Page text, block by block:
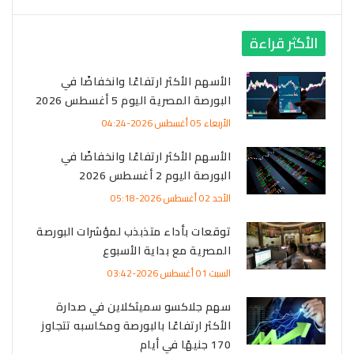
الأكثر قراءة
الأسهم الأكثر ارتفاعًا وانخفاضًا في
البورصة المصرية اليوم 5 أغسطس 2026
الأربعاء 05 أغسطس 2026-04:24
الأسهم الأكثر ارتفاعًا وانخفاضًا في
البورصة اليوم 2 أغسطس 2026
الأحد 02 أغسطس 2026-05:18
توقعات بأداء متذبذب لمؤشرات البورصة
المصرية مع بداية الأسبوع
السبت 01 أغسطس 2026-03:42
سهم جلاكسو سميثكلاين في صدارة
الأكثر ارتفاعًا بالبورصة ومكاسبه تتجاوز
170 جنيهًا في أيام